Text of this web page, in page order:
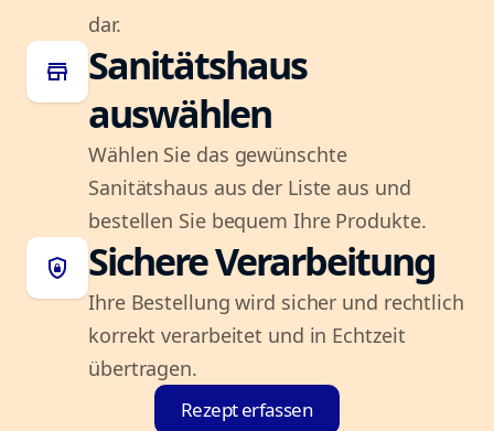
dar.
store
Sanitätshaus
auswählen
Wählen Sie das gewünschte
Sanitätshaus aus der Liste aus und
bestellen Sie bequem Ihre Produkte.
shield_lock Sichere Verarbeitung
Ihre Bestellung wird sicher und rechtlich
korrekt verarbeitet und in Echtzeit
übertragen.
Rezept erfassen